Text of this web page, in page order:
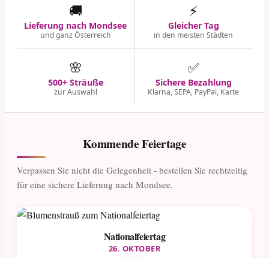
🚚
Lieferung nach Mondsee
und ganz Österreich
⚡
Gleicher Tag
in den meisten Städten
🌸
500+ Sträuße
zur Auswahl
✅
Sichere Bezahlung
Klarna, SEPA, PayPal, Karte
Kommende Feiertage
Verpassen Sie nicht die Gelegenheit - bestellen Sie rechtzeitig
für eine sichere Lieferung nach Mondsee.
Nationalfeiertag
26. OKTOBER